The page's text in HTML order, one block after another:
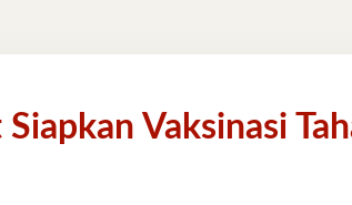
Vaksinasi